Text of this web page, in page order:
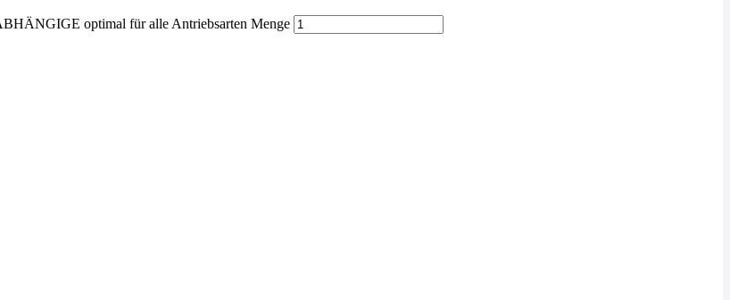
optimal für alle Antriebsarten Menge